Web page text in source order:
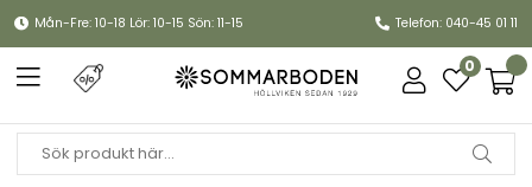
Mån-Fre: 10-18 Lör: 10-15 Sön: 11-15 Telefon: 040-45 01 11
0